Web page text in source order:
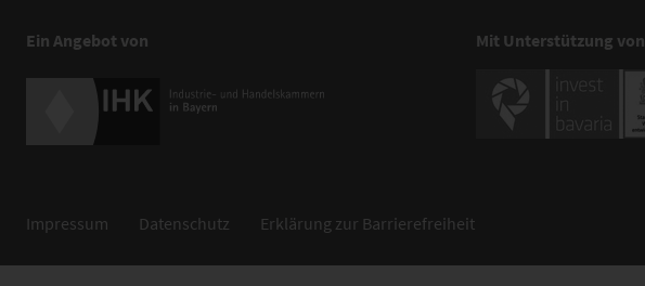
Ein Angebot von Mit Unterstützung von
Impressum Datenschutz Erklärung zur Barrierefreiheit